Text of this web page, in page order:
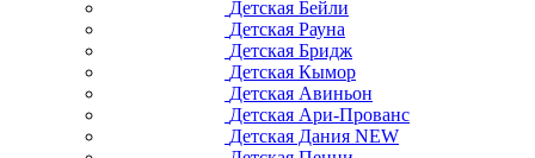
Детская Бейли
Детская Рауна
Детская Бридж
Детская Кымор
Детская Авиньон
Детская Ари-Прованс
Детская Дания NEW